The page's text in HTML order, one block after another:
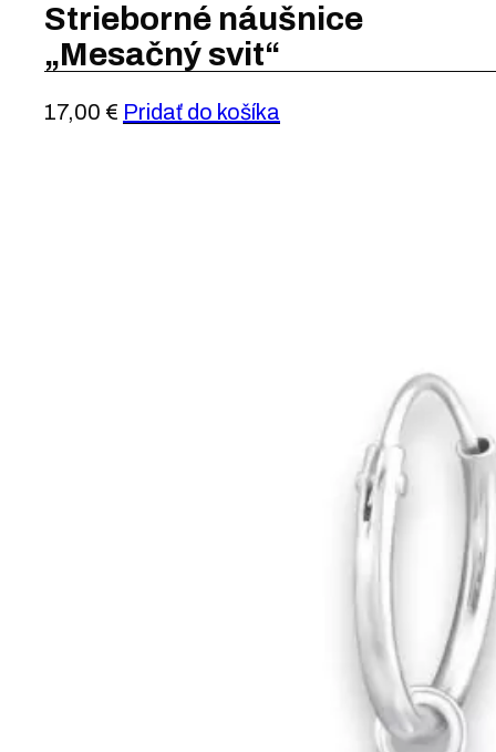
Strieborné náušnice
„Mesačný svit“
17,00 € Pridať do košíka